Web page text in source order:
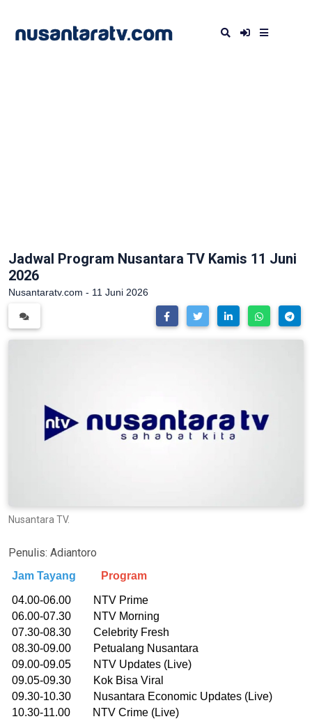
Jadwal Program Nusantara TV Kamis 11 Juni
2026
Nusantaratv.com - 11 Juni 2026
Nusantara TV.
Penulis: Adiantoro
Jam Tayang Program
04.00-06.00 NTV Prime
06.00-07.30 NTV Morning
07.30-08.30 Celebrity Fresh
08.30-09.00 Petualang Nusantara
09.00-09.05 NTV Updates (Live)
09.05-09.30 Kok Bisa Viral
09.30-10.30 Nusantara Economic Updates (Live)
10.30-11.00 NTV Crime (Live)